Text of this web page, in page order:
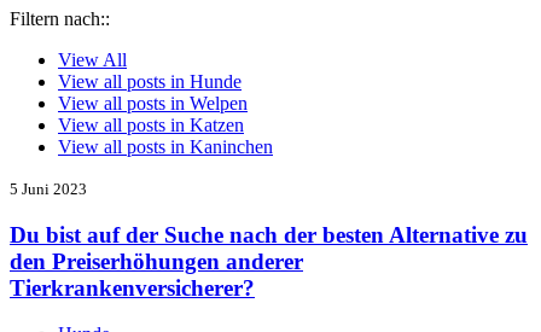
Filtern nach::
View All
View all posts in Hunde
View all posts in Welpen
View all posts in Katzen
View all posts in Kaninchen
5 Juni 2023
Du bist auf der Suche nach der besten Alternative zu
den Preiserhöhungen anderer
Tierkrankenversicherer?